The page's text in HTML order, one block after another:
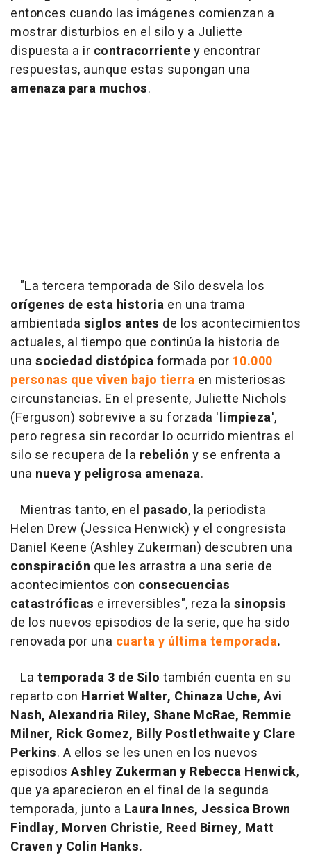
entonces cuando las imágenes comienzan a
mostrar disturbios en el silo y a Juliette
dispuesta a ir contracorrientey encontrar
respuestas, aunque estas supongan una
amenaza para muchos.
"La tercera temporada de Silo desvela los
orígenes de esta historia en una trama
ambientada siglos antes de los acontecimientos
actuales, al tiempo que continúa la historia de
una sociedad distópicaformada por 10.000
personas que viven bajo tierra en misteriosas
circunstancias. En el presente, Juliette Nichols
(Ferguson) sobrevive a su forzada 'limpieza',
pero regresa sin recordar lo ocurrido mientras el
silo se recupera de la rebelión y se enfrenta a
una nueva y peligrosa amenaza.
Mientras tanto, en el pasado, la periodista
Helen Drew (Jessica Henwick) y el congresista
Daniel Keene (Ashley Zukerman) descubren una
conspiración que les arrastra a una serie de
acontecimientos con consecuencias
catastróficas e irreversibles", reza la sinopsis
de los nuevos episodios de la serie, que ha sido
renovada por una cuarta y última temporada.
La temporada 3 de Silo también cuenta en su
reparto con Harriet Walter, Chinaza Uche, Avi
Nash, Alexandria Riley, Shane McRae, Remmie
Milner, Rick Gomez, Billy Postlethwaite y Clare
Perkins. A ellos se les unen en los nuevos
episodios Ashley Zukerman y Rebecca Henwick,
que ya aparecieron en el final de la segunda
temporada, junto a Laura Innes, Jessica Brown
Findlay, Morven Christie, Reed Birney, Matt
Craven y Colin Hanks.